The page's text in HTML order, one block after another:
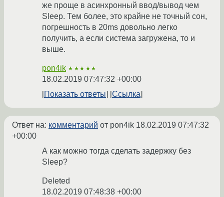
же проще в асинхронный ввод/вывод чем
Sleep. Тем более, это крайне не точный сон,
погрешность в 20ms довольно легко
получить, а если система загружена, то и
выше.
pon4ik ★★★★★
18.02.2019 07:47:32 +00:00
Показать ответы
Ссылка
Ответ на: комментарий от pon4ik 18.02.2019 07:47:32
+00:00
А как можно тогда сделать задержку без
Sleep?
Deleted
18.02.2019 07:48:38 +00:00